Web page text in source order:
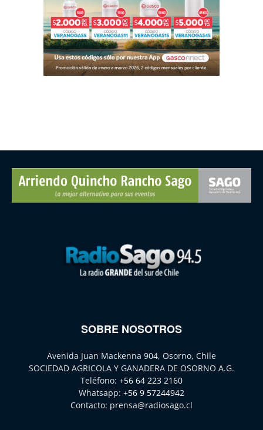
SOBRE NOSOTROS
Avenida Juan Mackenna 904, Osorno, Chile
SOCIEDAD AGRICOLA Y GANADERA DE OSORNO A.G.
Teléfono: +56 64 223 2160
Whatsapp: +56 9 57244942
Contacto: prensa@radiosago.cl